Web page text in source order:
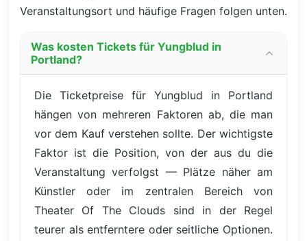
Veranstaltungsort und häufige Fragen folgen unten.
Was kosten Tickets für Yungblud in
Portland?
Die Ticketpreise für Yungblud in Portland
hängen von mehreren Faktoren ab, die man
vor dem Kauf verstehen sollte. Der wichtigste
Faktor ist die Position, von der aus du die
Veranstaltung verfolgst — Plätze näher am
Künstler oder im zentralen Bereich von
Theater Of The Clouds sind in der Regel
teurer als entferntere oder seitliche Optionen.